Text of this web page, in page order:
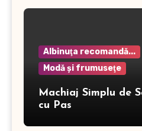
Albinuţa recomandă...
Modă şi frumuseţe
Machiaj Simplu de
cu Pas